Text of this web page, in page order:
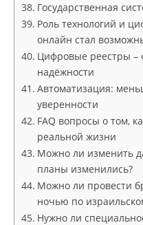
Государственная
Роль технологий и
онлайн стал
Цифровые реестры –
надёжности
Автоматизация:
уверенности
FAQ вопросы о том,
реальной жизни
Можно ли изменить
планы изменились?
Можно ли провести
ночью по
Нужно ли